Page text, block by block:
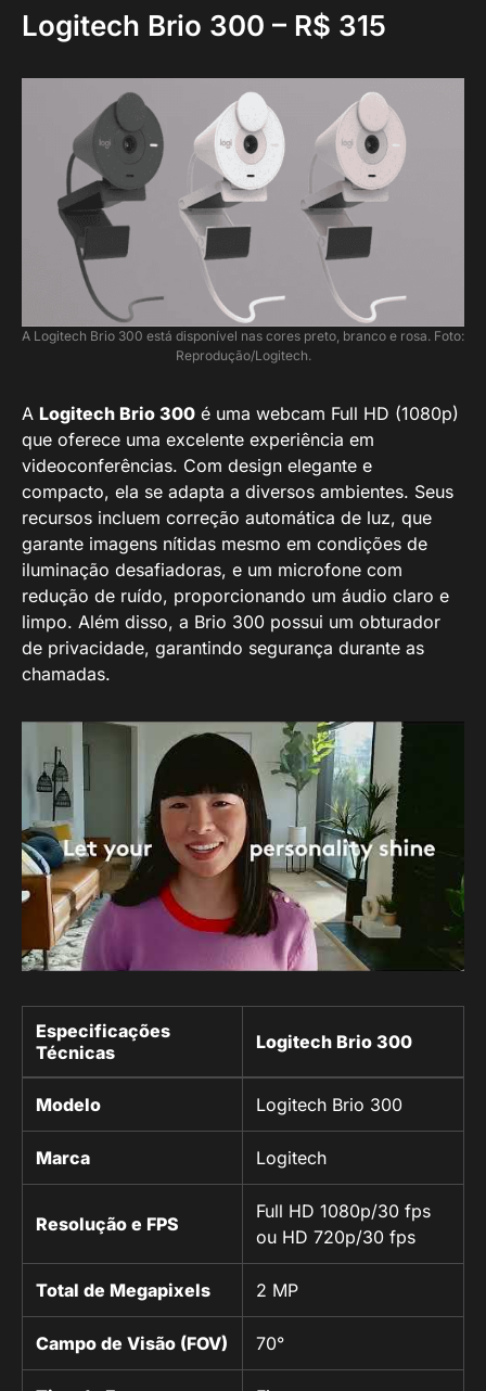
Logitech Brio 300 – R$ 315
A Logitech Brio 300 está disponível nas cores preto, branco e rosa. Foto:
Reprodução/Logitech.
A Logitech Brio 300 é uma webcam Full HD (1080p)
que oferece uma excelente experiência em
videoconferências. Com design elegante e
compacto, ela se adapta a diversos ambientes. Seus
recursos incluem correção automática de luz, que
garante imagens nítidas mesmo em condições de
iluminação desafiadoras, e um microfone com
redução de ruído, proporcionando um áudio claro e
limpo. Além disso, a Brio 300 possui um obturador
de privacidade, garantindo segurança durante as
chamadas.
Especificações
Técnicas
Logitech Brio 300
Modelo Logitech Brio 300
Marca Logitech
Resolução e FPS
Full HD 1080p/30 fps
ou HD 720p/30 fps
Total de Megapixels 2 MP
Campo de Visão (FOV) 70°